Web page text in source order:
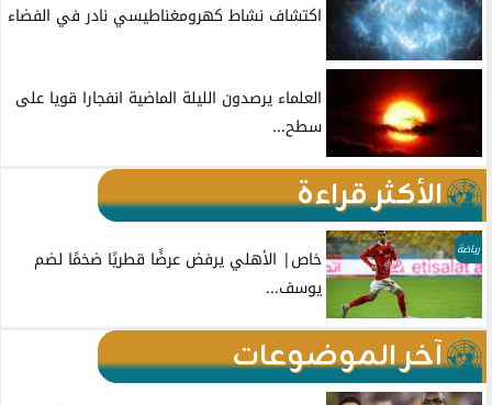
اكتشاف نشاط كهرومغناطيسي نادر في الفضاء
العلماء يرصدون الليلة الماضية انفجارا قويا على
سطح...
الأكثر قراءة
رياضة
خاص| الأهلي يرفض عرضًا قطريًا ضخمًا لضم
يوسف...
آخر الموضوعات